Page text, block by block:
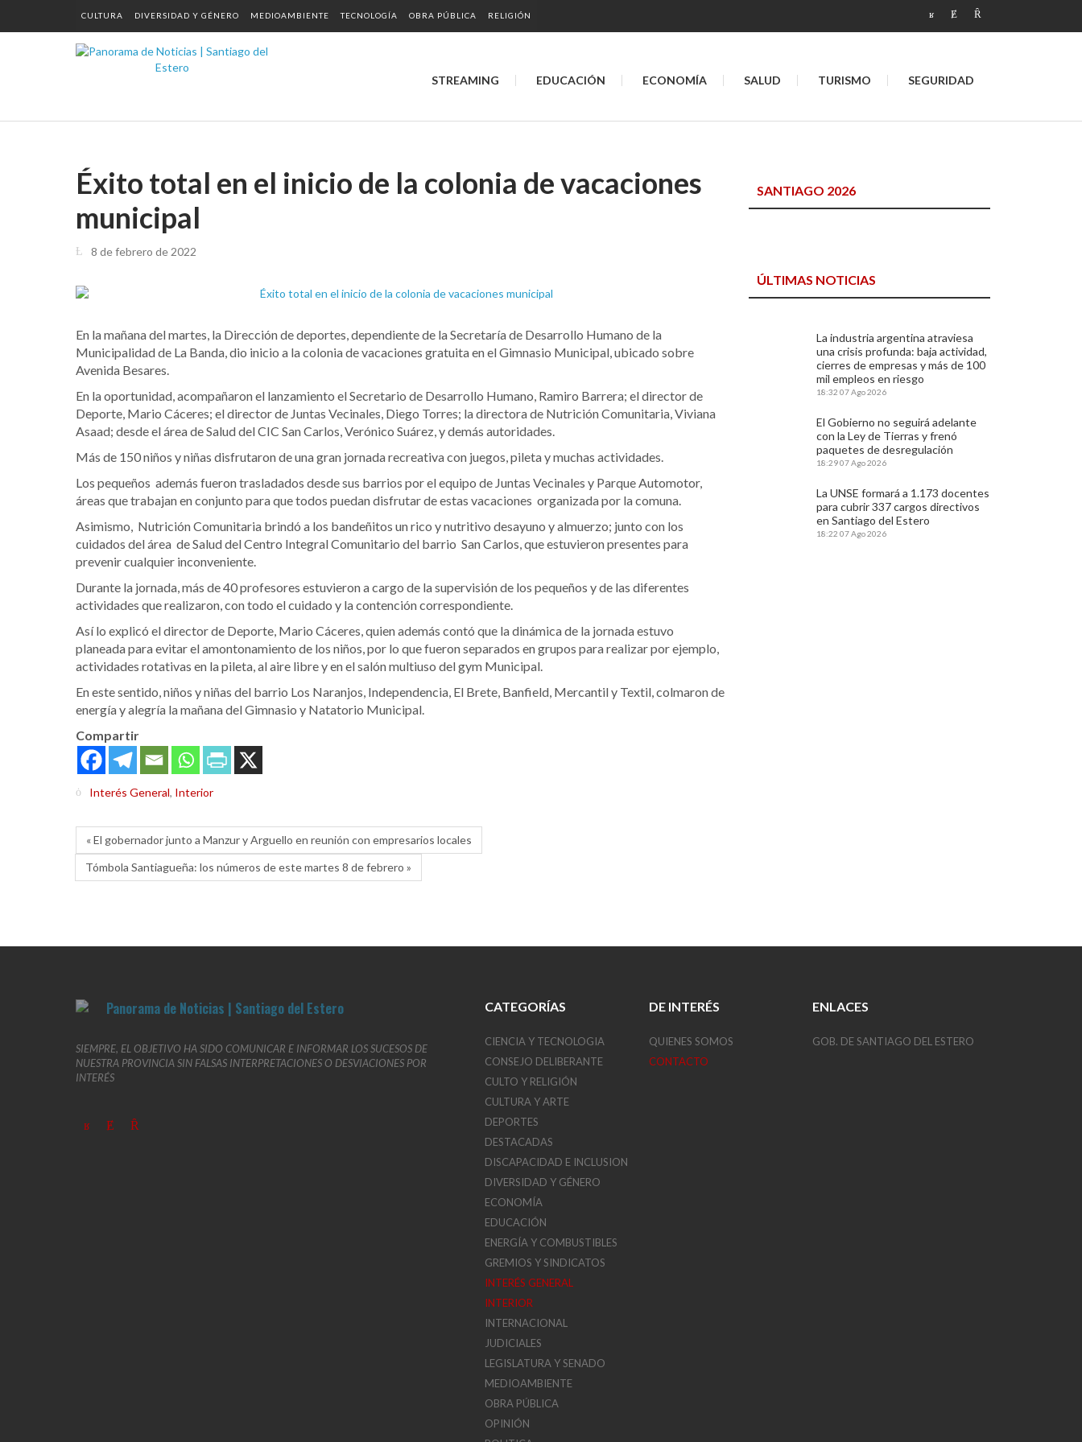
CULTURA DIVERSIDAD Y GÉNERO MEDIOAMBIENTE TECNOLOGÍA OBRA PÚBLICA RELIGIÓN
STREAMING EDUCACIÓN ECONOMÍA SALUD TURISMO SEGURIDAD
Éxito total en el inicio de la colonia de vacaciones
municipal
8 de febrero de 2022
En la mañana del martes, la Dirección de deportes, dependiente de la Secretaría de Desarrollo Humano de la
Municipalidad de La Banda, dio inicio a la colonia de vacaciones gratuita en el Gimnasio Municipal, ubicado sobre
Avenida Besares.
En la oportunidad, acompañaron el lanzamiento el Secretario de Desarrollo Humano, Ramiro Barrera; el director de
Deporte, Mario Cáceres; el director de Juntas Vecinales, Diego Torres; la directora de Nutrición Comunitaria, Viviana
Asaad; desde el área de Salud del CIC San Carlos, Verónico Suárez, y demás autoridades.
Más de 150 niños y niñas disfrutaron de una gran jornada recreativa con juegos, pileta y muchas actividades.
Los pequeños además fueron trasladados desde sus barrios por el equipo de Juntas Vecinales y Parque Automotor,
áreas que trabajan en conjunto para que todos puedan disfrutar de estas vacaciones organizada por la comuna.
Asimismo, Nutrición Comunitaria brindó a los bandeñitos un rico y nutritivo desayuno y almuerzo; junto con los
cuidados del área de Salud del Centro Integral Comunitario del barrio San Carlos, que estuvieron presentes para
prevenir cualquier inconveniente.
Durante la jornada, más de 40 profesores estuvieron a cargo de la supervisión de los pequeños y de las diferentes
actividades que realizaron, con todo el cuidado y la contención correspondiente.
Así lo explicó el director de Deporte, Mario Cáceres, quien además contó que la dinámica de la jornada estuvo
planeada para evitar el amontonamiento de los niños, por lo que fueron separados en grupos para realizar por ejemplo,
actividades rotativas en la pileta, al aire libre y en el salón multiuso del gym Municipal.
En este sentido, niños y niñas del barrio Los Naranjos, Independencia, El Brete, Banfield, Mercantil y Textil, colmaron de
energía y alegría la mañana del Gimnasio y Natatorio Municipal.
Compartir
Interés General, Interior
« El gobernador junto a Manzur y Arguello en reunión con empresarios locales
Tómbola Santiagueña: los números de este martes 8 de febrero »
SANTIAGO 2026
ÚLTIMAS NOTICIAS
La industria argentina atraviesa
una crisis profunda: baja actividad,
cierres de empresas y más de 100
mil empleos en riesgo
18:32 07 Ago 2026
El Gobierno no seguirá adelante
con la Ley de Tierras y frenó
paquetes de desregulación
18:2907 Ago 2026
La UNSE formará a 1.173 docentes
para cubrir 337 cargos directivos
en Santiago del Estero
18:22 07 Ago 2026
SIEMPRE, EL OBJETIVO HA SIDO COMUNICAR E INFORMAR LOS SUCESOS DE
NUESTRA PROVINCIA SIN FALSAS INTERPRETACIONES O DESVIACIONES POR
INTERÉS
CATEGORÍAS
CIENCIA Y TECNOLOGIA
CONSEJO DELIBERANTE
CULTO Y RELIGIÓN
CULTURA Y ARTE
DEPORTES
DESTACADAS
DISCAPACIDAD E INCLUSION
DIVERSIDAD Y GÉNERO
ECONOMÍA
EDUCACIÓN
ENERGÍA Y COMBUSTIBLES
GREMIOS Y SINDICATOS
INTERÉS GENERAL
INTERIOR
INTERNACIONAL
JUDICIALES
LEGISLATURA Y SENADO
MEDIOAMBIENTE
OBRA PÚBLICA
OPINIÓN
DE INTERÉS
QUIENES SOMOS
CONTACTO
ENLACES
GOB. DE SANTIAGO DEL ESTERO